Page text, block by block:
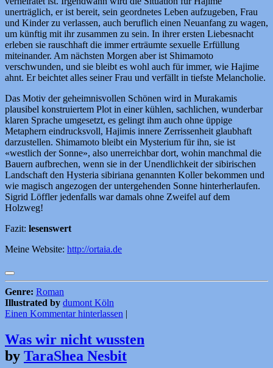
unerträglich, er ist bereit, sein geordnetes Leben aufzugeben, Frau
und Kinder zu verlassen, auch beruflich einen Neuanfang zu wagen,
um künftig mit ihr zusammen zu sein. In ihrer ersten Liebesnacht
erleben sie rauschhaft die immer erträumte sexuelle Erfüllung
miteinander. Am nächsten Morgen aber ist Shimamoto
verschwunden, und sie bleibt es wohl auch für immer, wie Hajime
ahnt. Er beichtet alles seiner Frau und verfällt in tiefste Melancholie.
Das Motiv der geheimnisvollen Schönen wird in Murakamis
plausibel konstruiertem Plot in einer kühlen, sachlichen, wunderbar
klaren Sprache umgesetzt, es gelingt ihm auch ohne üppige
Metaphern eindrucksvoll, Hajimis innere Zerrissenheit glaubhaft
darzustellen. Shimamoto bleibt ein Mysterium für ihn, sie ist
«westlich der Sonne», also unerreichbar dort, wohin manchmal die
Bauern aufbrechen, wenn sie in der Unendlichkeit der sibirischen
Landschaft den Hysteria sibiriana genannten Koller bekommen und
wie magisch angezogen der untergehenden Sonne hinterherlaufen.
Sigrid Löffler jedenfalls war damals ohne Zweifel auf dem
Holzweg!
Fazit: lesenswert
Meine Website: http://ortaia.de
Genre: Roman
Illustrated by dumont Köln
Einen Kommentar hinterlassen |
Was wir nicht wussten
by TaraShea Nesbit